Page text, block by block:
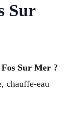
Sur
Sur Mer ?
chauffe-eau